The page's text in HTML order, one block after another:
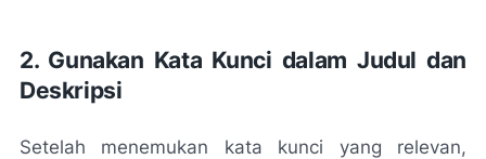
2. Gunakan Kata Kunci dalam Judul dan
Deskripsi
Setelah menemukan kata kunci yang relevan,